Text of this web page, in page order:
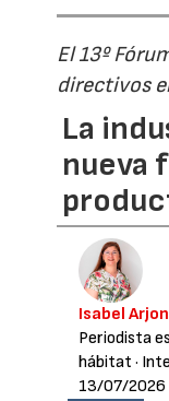
El 13º
directivos
La
nueva
Isabel
Periodista
hábitat ·
13/07/2026